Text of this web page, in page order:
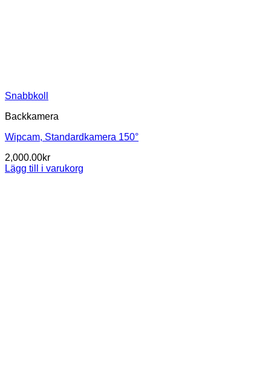
Snabbkoll
Backkamera
Wipcam, Standardkamera 150°
2,000.00kr
Lägg till i varukorg